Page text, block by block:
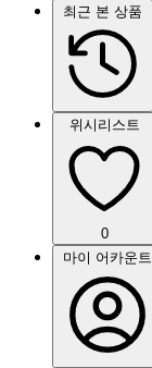
최근 본 상품
위시리스트
0
마이 어카운트